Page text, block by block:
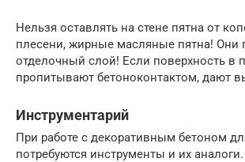
Нельзя оставлять на стене пятна от
плесени, жирные масляные пятна! Они
отделочный слой! Если поверхность в
пропитывают бетоноконтактом, дают
Инструментарий
При работе с декоративным бетоном
потребуются инструменты и их